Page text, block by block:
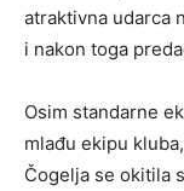
atraktivna udarca
i nakon toga
Osim standarne
mlađu ekipu
Čogelja se okitila